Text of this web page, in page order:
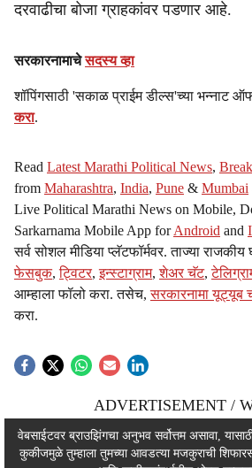
दरवाढीचा बोजा ग्राहकांवर पडणार आहे.
सरकारनामाचेसदस्य व्हा
शॉपिंगसाठी 'सकाळ प्राईम डील्स'च्या भन्नाट
करा.
Read Latest Marathi Political News,
from Maharashtra, India, Pune & Mumbai
Live Political Marathi News on Mobile,
Sarkarnama Mobile App forAndroid and
सर्व सोशल मीडिया प्लॅटफॉर्मवर. ताज्या राजकीय
फेसबुक,ट्विटर,इन्स्टाग्राम,शेअर चॅट,
आम्हाला फॉलो करा. तसेच,सरकारनामा यूट्यूब
करा.
ADVERTISEMENT /
ADVERTISEMENT /
वेबसाईटवर ब्राउझिंगचा अनुभव सर्वोत्तम असावा,
कुकीजमुळे तुम्हाला तुमच्या आवडत्या मजकुराची